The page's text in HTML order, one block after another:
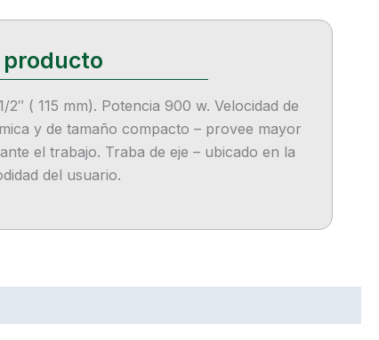
( 115 mm). Potencia 900 w. Velocidad de
y de tamaño compacto – provee mayor
el trabajo. Traba de eje – ubicado en la
del usuario.